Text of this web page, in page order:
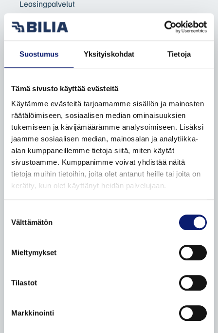
Suostumus Yksityiskohdat Tietoja
Tämä sivusto käyttää evästeitä
Käytämme evästeitä tarjoamamme sisällön ja mainosten
räätälöimiseen, sosiaalisen median ominaisuuksien
tukemiseen ja kävijämäärämme analysoimiseen. Lisäksi
jaamme sosiaalisen median, mainosalan ja analytiikka-
alan kumppaneillemme tietoja siitä, miten käytät
sivustoamme. Kumppanimme voivat yhdistää näitä
tietoja muihin tietoihin, joita olet antanut heille tai joita on
kerätty, kun olet käyttänyt heidän palvelujaan.
valinta
Välttämätön
Mieltymykset
Tilastot
Markkinointi
Leasingpalvelut
Bilia Yksityisleasing
Koeajopalvelu
Volvo Huoltosopimus
Odotusauto
Auton toimitus
Volvon palautus
Volvo sähköistyy
Yritysasiakkaat
Yksityisasiakkaat
Taksit
Etämyynnin ehdot
Autohaku
Bilia Complete vaihtoautot